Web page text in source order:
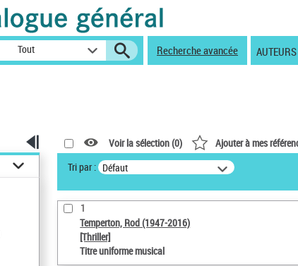
Tout Recherche avancée
Voir la sélection (0) Ajouter à mes
Tri par : Défaut
1
Temperton, Rod (1947-2016)
[Thriller]
Titre uniforme musical